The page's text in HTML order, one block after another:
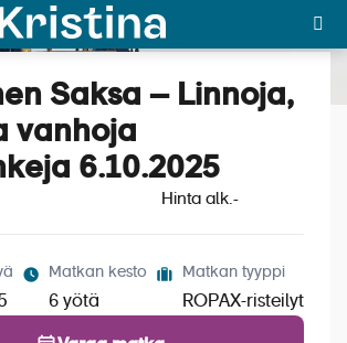
MAJAKKA-portaali
Yksin matkalle?
Suosikit
OTA YHTEYTTÄ
Saksa – Linnoja,
vanhoja
6.10.2025
Hinta alk.-
Matkan kesto
6 yötä
Matkan tyyppi
ROPAX-risteilyt